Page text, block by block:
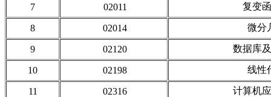
7 02011 复变
8 02014 微分
9 02120 数据库
10 02198 线性
11 02316 计算机